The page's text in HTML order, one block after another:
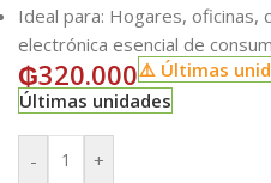
Ideal para: Hogares, oficinas,
electrónica esencial de
₲320.000⚠️ Últimas
Últimas unidades
- +